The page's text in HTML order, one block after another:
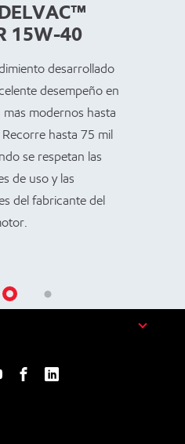
15W-40
desarrollado
desempeño en
modernos hasta
hasta 75 mil
se respetan las
de uso y las
del fabricante del